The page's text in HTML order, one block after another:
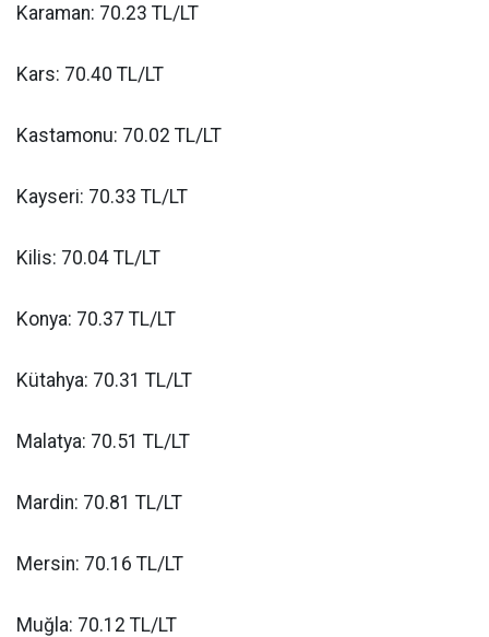
Karaman: 70.23 TL/LT
Kars: 70.40 TL/LT
Kastamonu: 70.02 TL/LT
Kayseri: 70.33 TL/LT
Kilis: 70.04 TL/LT
Konya: 70.37 TL/LT
Kütahya: 70.31 TL/LT
Malatya: 70.51 TL/LT
Mardin: 70.81 TL/LT
Mersin: 70.16 TL/LT
Muğla: 70.12 TL/LT